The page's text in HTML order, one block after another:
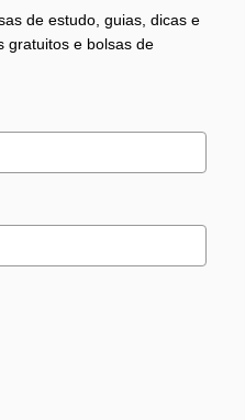
de estudo, guias, dicas e
gratuitos e bolsas de